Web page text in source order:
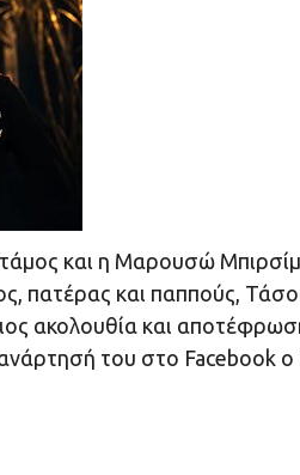
και η Μαρουσώ
πατέρας και παππούς,
ακολουθία και
του στο Facebook ο